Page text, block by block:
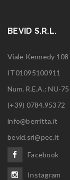
BEVID S.R.L.
Viale Kennedy
IT01095100911
Num. R.E.A.: NU-
(+39) 0784.95372
info@berritta.it
bevid.srl@pec.it
Facebook
Instagram